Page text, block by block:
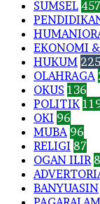
SUMSEL 457
EKONOMI
HUKUM 225
OLAHRAGA
OKUS 136
POLITIK
OKI 96
MUBA 96
RELIGI 87
OGAN ILIR
BANYUASIN